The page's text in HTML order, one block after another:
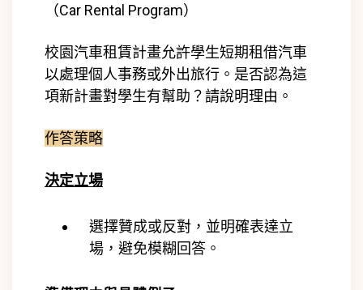
（Car Rental Program）
校園汽車租賃計畫允許學生短期租借汽車
以處理個人事務或外出旅行。是否認為這
項新計畫對學生有幫助？請說明理由。
作答策略
決定立場
選擇贊成或反對，並明確表達立
場，避免模糊回答。